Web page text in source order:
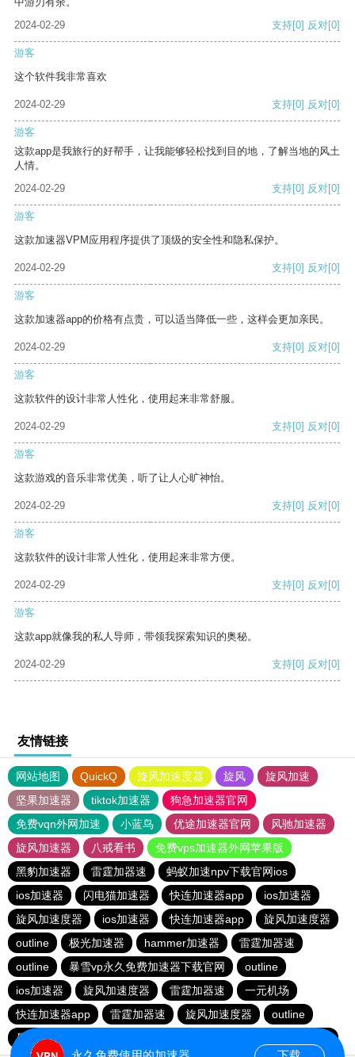
2024-02-29
支持[0] 反对[0]
游客
这个软件我非常喜欢
2024-02-29 支持[0] 反对[0]
游客
这款app是我旅行的好帮手，让我能够轻松找到目的地，了解当地的风土
人情。
2024-02-29
支持[0] 反对[0]
游客
这款加速器VPM应用程序提供了顶级的安全性和隐私保护。
2024-02-29 支持[0] 反对[0]
游客
这款加速器app的价格有点贵，可以适当降低一些，这样会更加亲民。
2024-02-29 支持[0] 反对[0]
游客
这款软件的设计非常人性化，使用起来非常舒服。
2024-02-29 支持[0] 反对[0]
游客
这款游戏的音乐非常优美，听了让人心旷神怡。
2024-02-29 支持[0] 反对[0]
游客
这款软件的设计非常人性化，使用起来非常方便。
2024-02-29 支持[0] 反对[0]
游客
这款app就像我的私人导师，带领我探索知识的奥秘。
2024-02-29 支持[0] 反对[0]
友情链接
网站地图 QuickQ 旋风加速度器 旋风
旋风加速
坚果加速器
tiktok加速器
狗急加速器官网
免费vqn外网加速
小蓝鸟 优途加速器官网
风驰加速器
旋风加速器
八戒看书
免费vps加速器外网苹果版
黑豹加速器
雷霆加器速
蚂蚁加速npv下载官网ios
ios加速器
闪电猫加速器 快连加速器app
ios加速器
旋风加速度器
ios加速器 快连加速器app
旋风加速度器
outline
极光加速器 hammer加速器
雷霆加器速
outline
暴雪vp永久免费加速器下载官网
outline
ios加速器
旋风加速度器 雷霆加器速
一元机场
快连加速器app
雷霆加器速 旋风加速度器
outline
暴雪vp永久免费加速器下载官网